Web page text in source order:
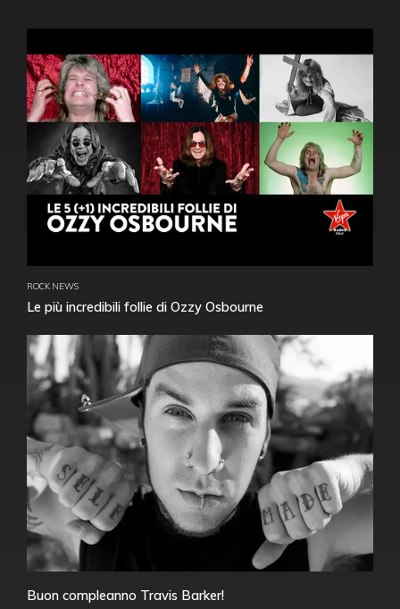
ROCK NEWS
Le più incredibili follie di Ozzy Osbourne
Buon compleanno Travis Barker!